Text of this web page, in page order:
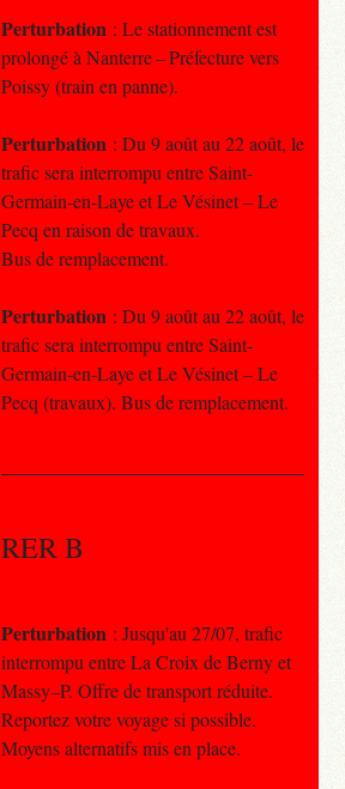
Perturbation : Le stationnement est
prolongé à Nanterre – Préfecture vers
Poissy (train en panne).
Perturbation : Du 9 août au 22 août, le
trafic sera interrompu entre Saint-
Germain-en-Laye et Le Vésinet – Le
Pecq en raison de travaux.
Bus de remplacement.
Perturbation : Du 9 août au 22 août, le
trafic sera interrompu entre Saint-
Germain-en-Laye et Le Vésinet – Le
Pecq (travaux). Bus de remplacement.
RER B
Perturbation : Jusqu'au 27/07, trafic
interrompu entre La Croix de Berny et
Massy–P. Offre de transport réduite.
Reportez votre voyage si possible.
Moyens alternatifs mis en place.